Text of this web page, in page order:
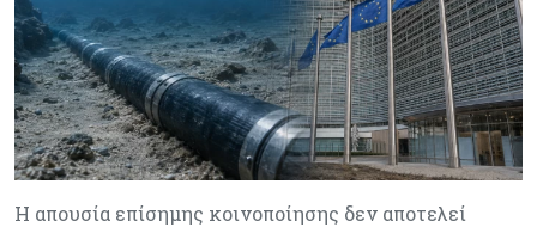
Η απουσία επίσημης κοινοποίησης δεν αποτελεί